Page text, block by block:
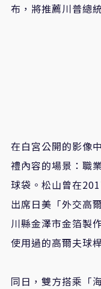
布，將推薦川普總
在白宮公開的影像
禮內容的場景：職
球袋。松山曾在
出席日美「外交高
川縣金澤市金箔製
使用過的高爾夫球
同日，雙方搭乘「